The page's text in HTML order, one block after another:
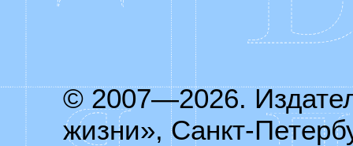
© 2007—2026.
жизни», Санкт-